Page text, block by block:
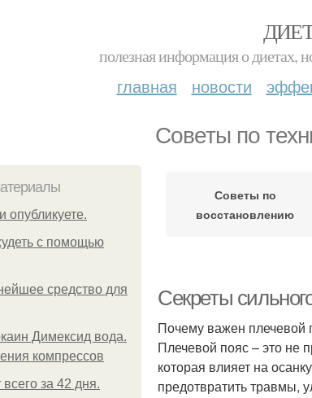
полезная информация о диетах,
главная новости
Советы по
опубликуете.
с помощью
средство для
Димексид вода.
компрессов
за 42 дня.
Советы по
восстановлению
Секреты
Почему важен плечевой
Плечевой пояс – это не
которая влияет на
предотвратить травмы,